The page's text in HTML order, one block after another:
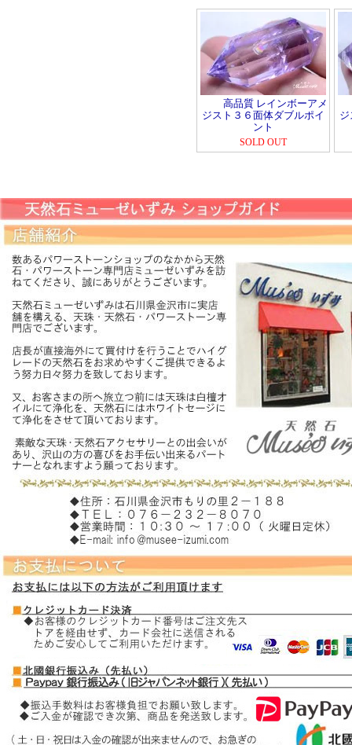
高品質 レインボーアメ
ジスト３６面体ダブルポイ
ント
SOLD OUT